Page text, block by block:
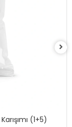
(1+5)